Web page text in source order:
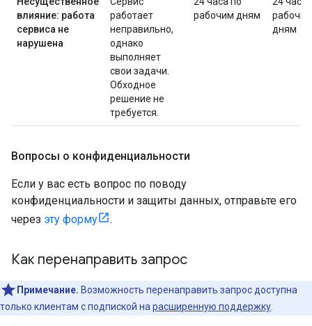
влияние: работа
сервиса не
нарушена
работает
неправильно,
однако
выполняет
свои задачи.
Обходное
решение не
требуется.
рабочим дням
рабочим
дням
Вопросы о конфиденциальности
Если у вас есть вопрос по поводу
конфиденциальности и защиты данных, отправьте его
через эту форму .
Как перенаправить запрос
Примечание. Возможность перенаправить запрос доступна
только клиентам с подпиской на расширенную поддержку